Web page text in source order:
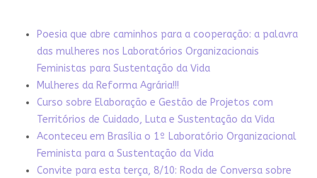
Poesia que abre caminhos para a cooperação: a palavra
das mulheres nos Laboratórios Organizacionais
Feministas para Sustentação da Vida
Mulheres da Reforma Agrária!!!
Curso sobre Elaboração e Gestão de Projetos com
Territórios de Cuidado, Luta e Sustentação da Vida
Aconteceu em Brasília o 1º Laboratório Organizacional
Feminista para a Sustentação da Vida
Convite para esta terça, 8/10: Roda de Conversa sobre